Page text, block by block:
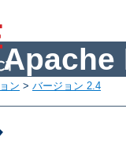
Apache
ン > バージョン 2.4